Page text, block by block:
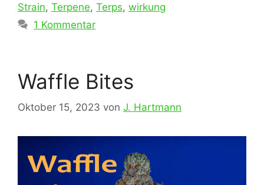
Strain, Terpene, Terps, wirkung
1 Kommentar
Waffle Bites
Oktober 15, 2023 von J. Hartmann